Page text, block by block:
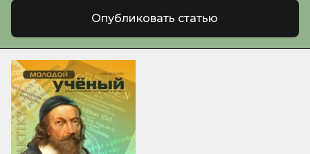
Опубликовать статью